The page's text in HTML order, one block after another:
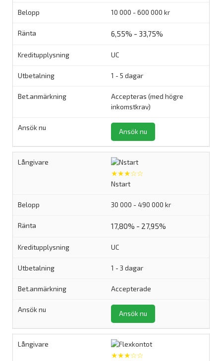
10 000 - 600 000 kr
6,55% - 33,75%
UC
1 - 5 dagar
Accepteras (med högre
inkomstkrav)
Ansök nu
★★★☆☆
Nstart
30 000 - 490 000 kr
17,80% - 27,95%
UC
1 - 3 dagar
Accepterade
Ansök nu
★★★☆☆